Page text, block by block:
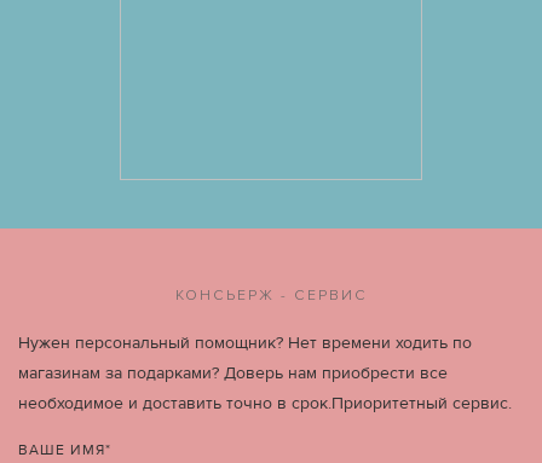
КОНСЬЕРЖ - СЕРВИС
Нужен персональный помощник? Нет времени ходить по
магазинам за подарками? Доверь нам приобрести все
необходимое и доставить точно в срок.Приоритетный сервис.
ВАШЕ ИМЯ*